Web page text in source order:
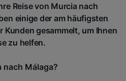
Reise von Murcia nach
einige der am häufigsten
Kunden gesammelt, um Ihnen
zu helfen.
nach Málaga?